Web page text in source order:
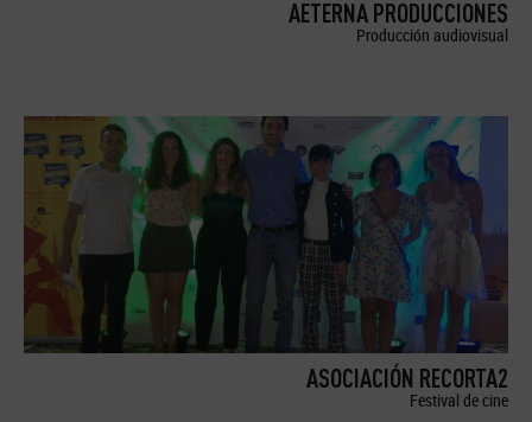
AETERNA PRODUCCIONES
Producción audiovisual
ASOCIACIÓN RECORTA2
Festival de cine